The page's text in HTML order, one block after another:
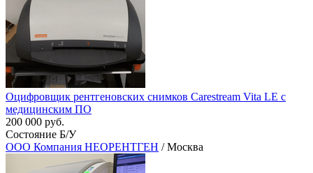
Оцифровщик рентгеновских снимков Carestream Vita LE c
медицинским ПО
200 000 руб.
Состояние Б/У
ООО Компания НЕОРЕНТГЕН / Москва